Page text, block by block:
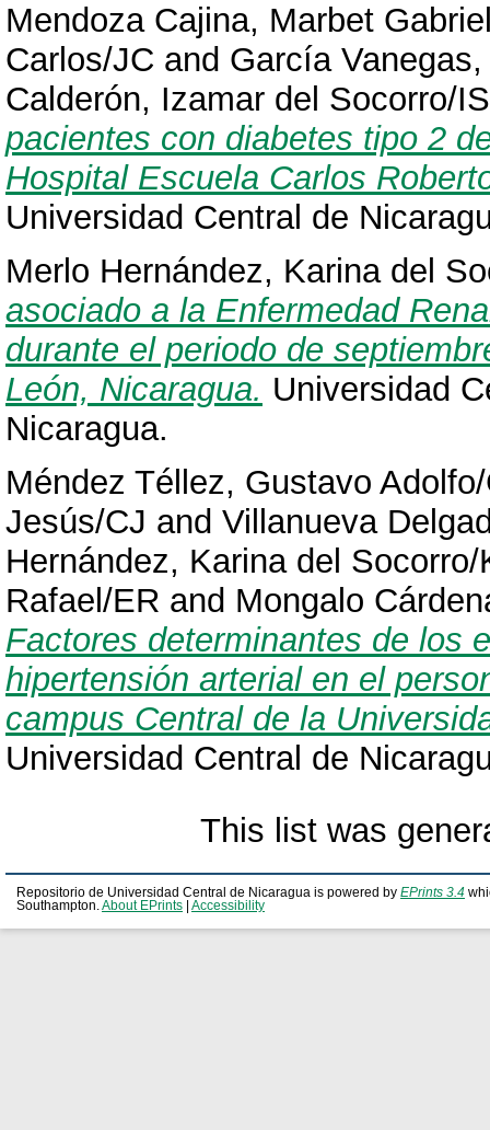
Mendoza Cajina, Marbet
Carlos/JC and García
Calderón, Izamar del Socorro/IS
pacientes con diabetes tipo 2
Hospital Escuela Carlos
Universidad Central de
Merlo Hernández, Karina del
asociado a la Enfermedad
durante el periodo de
León, Nicaragua. Universidad
Nicaragua.
Méndez Téllez, Gustavo
Jesús/CJ and Villanueva
Hernández, Karina del Socorro/
Rafael/ER and Mongalo
Factores determinantes de los
hipertensión arterial en el
campus Central de la
Universidad Central de
This list was
Repositorio de Universidad Central de Nicaragua is powered by EPrints 3.4
Southampton. About EPrints Accessibility